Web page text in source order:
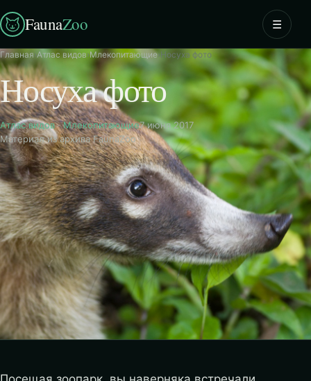
FaunaZoo ☰
Главная›Атлас видов›Млекопитающие›Носуха фото
Носуха фото
Атлас видов·Млекопитающие7 июня 2017
Материал из архива FaunaZoo